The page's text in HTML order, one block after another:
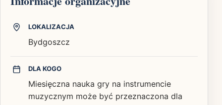
LOKALIZACJA
Bydgoszcz
DLA KOGO
Miesięczna nauka gry na instrumencie
muzycznym może być przeznaczona dla